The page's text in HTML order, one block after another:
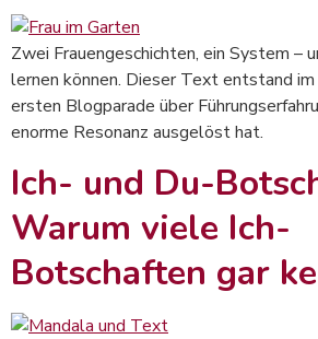
Zwei Frauengeschichten, ein System –
lernen können. Dieser Text entstand im
ersten Blogparade über
enorme Resonanz ausgelöst hat.
Ich- und Du-
Warum viele Ich-
Botschaften gar